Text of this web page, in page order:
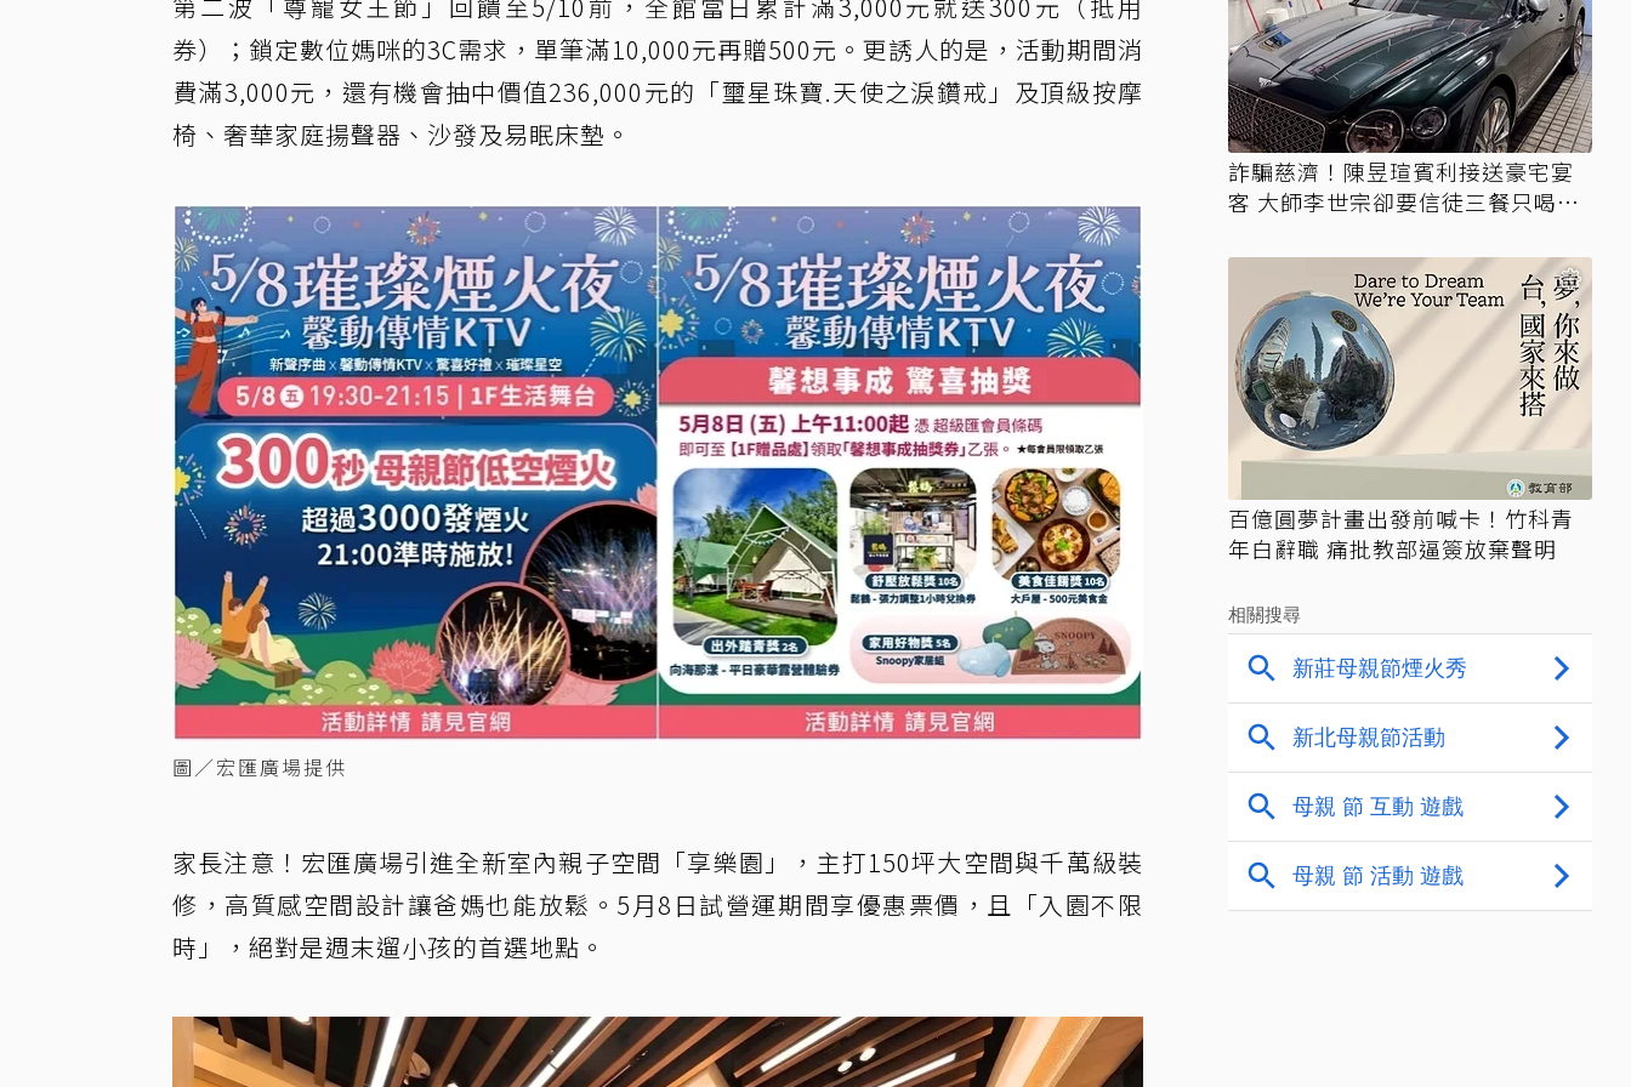
券）；鎖定數位媽咪的3C需求，單筆滿10,000元再贈500元。更誘人的是，活動期間消
費滿3,000元，還有機會抽中價值236,000元的「璽星珠寶.天使之淚鑽戒」及頂級按摩
椅、奢華家庭揚聲器、沙發及易眠床墊。
圖／宏匯廣場提供
家長注意！宏匯廣場引進全新室內親子空間「享樂園」，主打150坪大空間與千萬級裝
修，高質感空間設計讓爸媽也能放鬆。5月8日試營運期間享優惠票價，且「入園不限
時」，絕對是週末遛小孩的首選地點。
詐騙慈濟！陳昱瑄賓利接送豪宅宴
客 大師李世宗卻要信徒三餐只喝精
百億圓夢計畫出發前喊卡！竹科青
年白辭職 痛批教部逼簽放棄聲明